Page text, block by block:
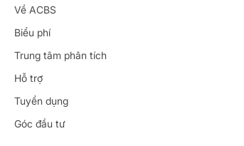
Về ACBS
Biểu phí
Trung tâm phân tích
Hỗ trợ
Tuyển dụng
Góc đầu tư